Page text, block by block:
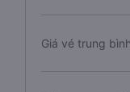
Giá vé trung bình